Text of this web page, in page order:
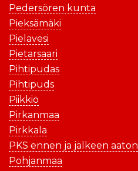
Pedersören kunta
Pieksämäki
Pielavesi
Pietarsaari
Pihtipudas
Pihtipuds
Piikkiö
Pirkanmaa
Pirkkala
PKS ennen ja jälkeen aaton
Pohjanmaa